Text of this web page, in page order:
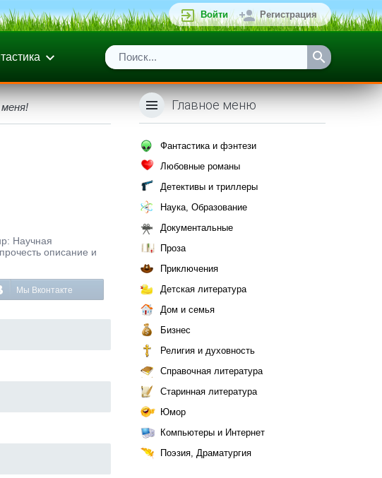
Войти Регистрация
Научная
описание и
Мы Вконтакте
Главное меню
Фантастика и фэнтези
Любовные романы
Детективы и триллеры
Наука, Образование
Документальные
Проза
Приключения
Детская литература
Дом и семья
Бизнес
Религия и духовность
Справочная литература
Старинная литература
Юмор
Компьютеры и Интернет
Поэзия, Драматургия